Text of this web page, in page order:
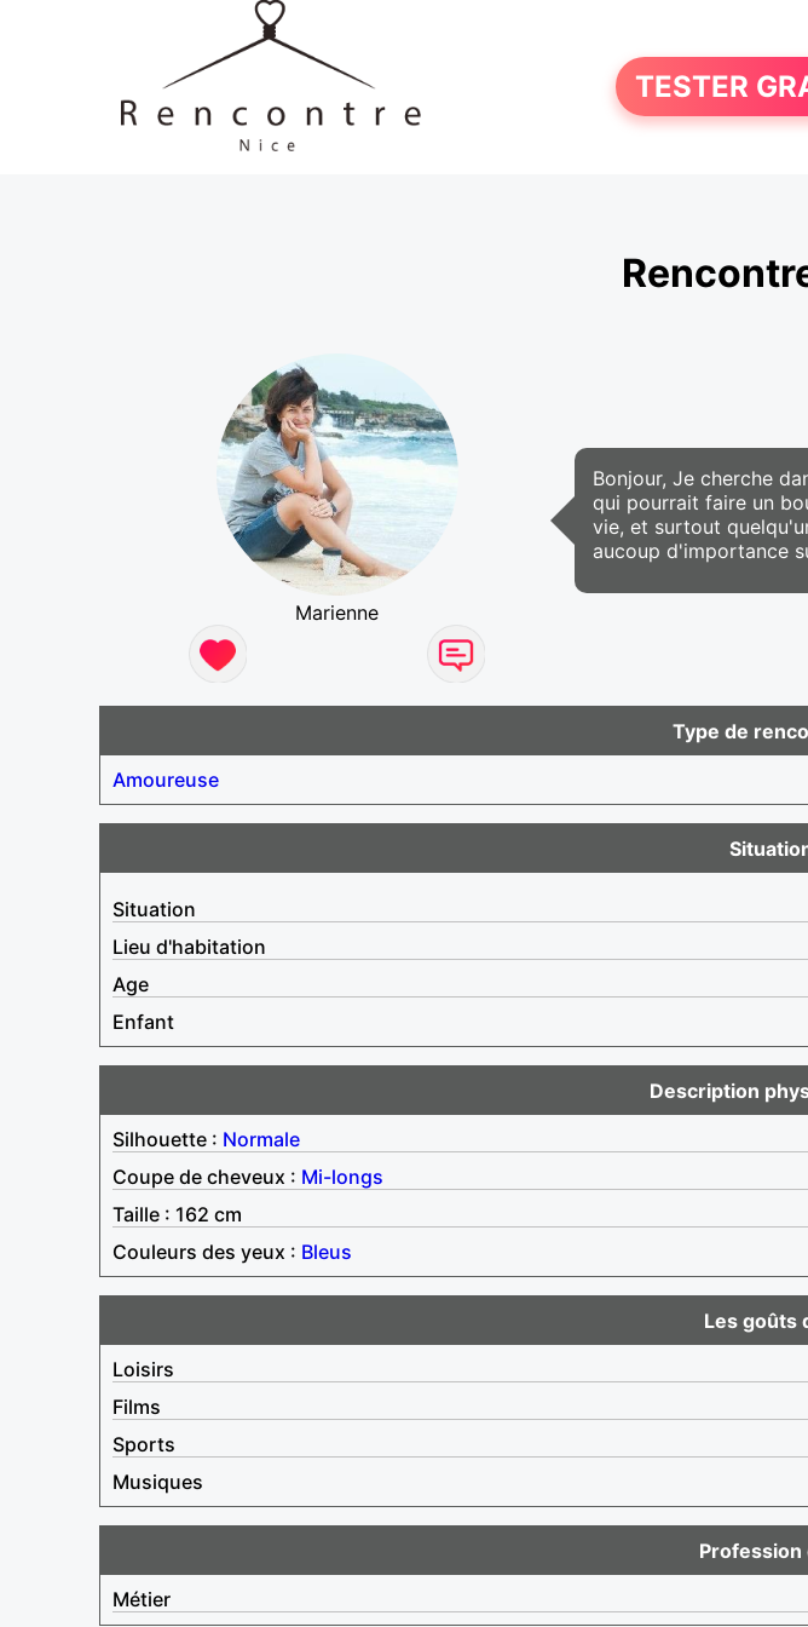
TESTER
Marienne
Bonjour, Je cherche
qui pourrait faire un
vie, et surtout
aucoup d'importance
Type de
Amoureuse
Situation
Lieu d'habitation
Age
Enfant
Description
Silhouette : Normale
Coupe de cheveux : Mi-longs
Taille : 162 cm
Couleurs des yeux : Bleus
Les goûts
Loisirs
Films
Sports
Musiques
Profession
Métier